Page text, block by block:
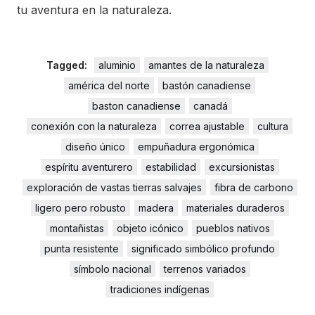
tu aventura en la naturaleza.
Tagged: aluminio
amantes de la naturaleza
américa del norte
bastón canadiense
baston canadiense
canadá
conexión con la naturaleza
correa ajustable
cultura
diseño único
empuñadura ergonómica
espíritu aventurero
estabilidad
excursionistas
exploración de vastas tierras salvajes
fibra de carbono
ligero pero robusto
madera
materiales duraderos
montañistas
objeto icónico
pueblos nativos
punta resistente
significado simbólico profundo
símbolo nacional
terrenos variados
tradiciones indígenas